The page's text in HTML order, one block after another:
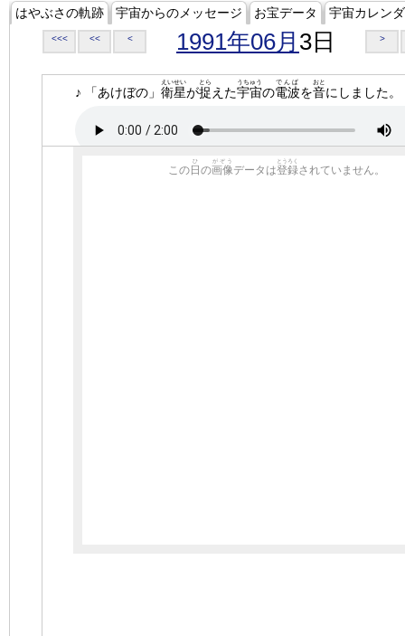
はやぶさの軌跡 宇宙からのメッセージ お宝データ 宇宙カレン
<<< << < 1991年06月 3日 >
♪ 「あけぼの」 衛星
えいせい
が捉
とら
えた宇宙
うちゅう
の電波
でんぱ
を音
おと
にしました。
この 日
ひ
の画像
がぞう
データは登録
とうろく
されていません。